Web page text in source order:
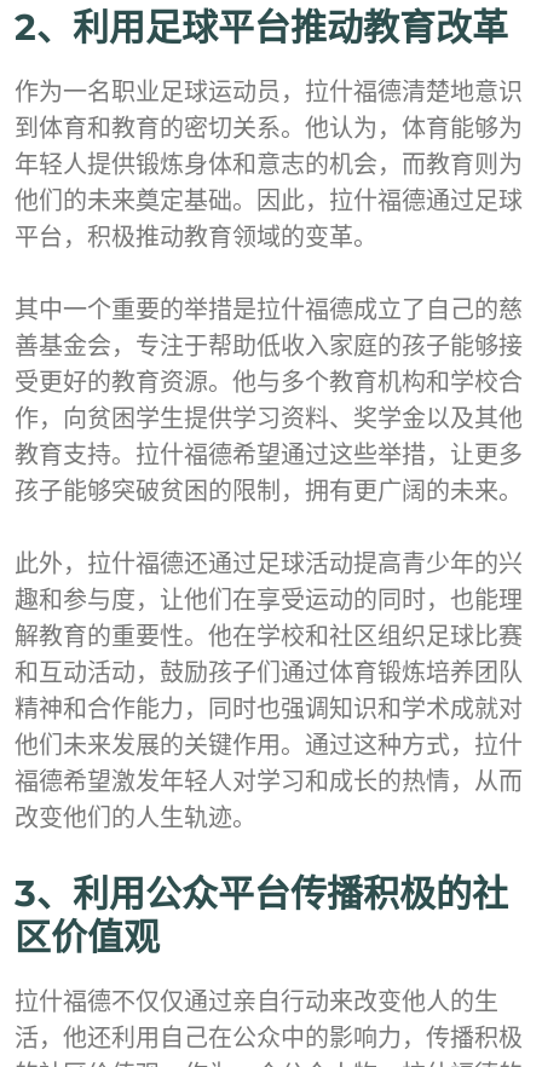
2、利用足球平台推动教育改革
作为一名职业足球运动员，拉什福德清楚地意识
到体育和教育的密切关系。他认为，体育能够为
年轻人提供锻炼身体和意志的机会，而教育则为
他们的未来奠定基础。因此，拉什福德通过足球
平台，积极推动教育领域的变革。
其中一个重要的举措是拉什福德成立了自己的慈
善基金会，专注于帮助低收入家庭的孩子能够接
受更好的教育资源。他与多个教育机构和学校合
作，向贫困学生提供学习资料、奖学金以及其他
教育支持。拉什福德希望通过这些举措，让更多
孩子能够突破贫困的限制，拥有更广阔的未来。
此外，拉什福德还通过足球活动提高青少年的兴
趣和参与度，让他们在享受运动的同时，也能理
解教育的重要性。他在学校和社区组织足球比赛
和互动活动，鼓励孩子们通过体育锻炼培养团队
精神和合作能力，同时也强调知识和学术成就对
他们未来发展的关键作用。通过这种方式，拉什
福德希望激发年轻人对学习和成长的热情，从而
改变他们的人生轨迹。
3、利用公众平台传播积极的社
区价值观
拉什福德不仅仅通过亲自行动来改变他人的生
活，他还利用自己在公众中的影响力，传播积极